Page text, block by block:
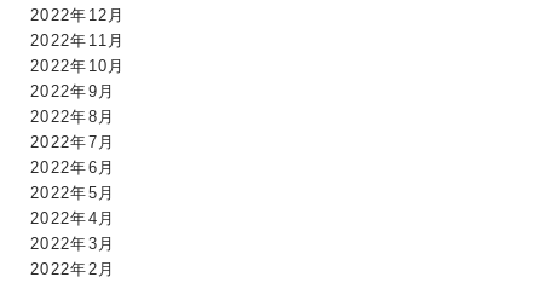
2022年12月
2022年11月
2022年10月
2022年9月
2022年8月
2022年7月
2022年6月
2022年5月
2022年4月
2022年3月
2022年2月